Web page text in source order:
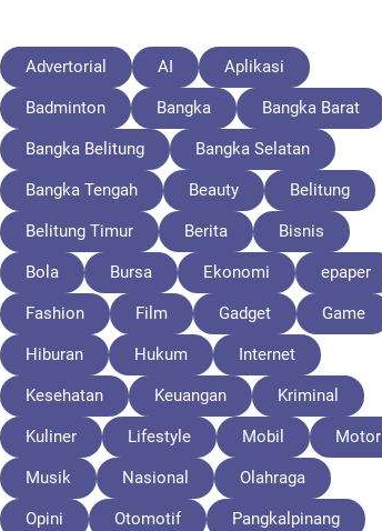
Advertorial AI Aplikasi
Badminton Bangka Bangka Barat
Bangka Belitung Bangka Selatan
Bangka Tengah Beauty Belitung
Belitung Timur Berita Bisnis
Bola Bursa Ekonomi epaper
Fashion Film Gadget Game
Hiburan Hukum Internet
Kesehatan Keuangan Kriminal
Kuliner Lifestyle Mobil Motor
Musik Nasional Olahraga
Opini Otomotif Pangkalpinang